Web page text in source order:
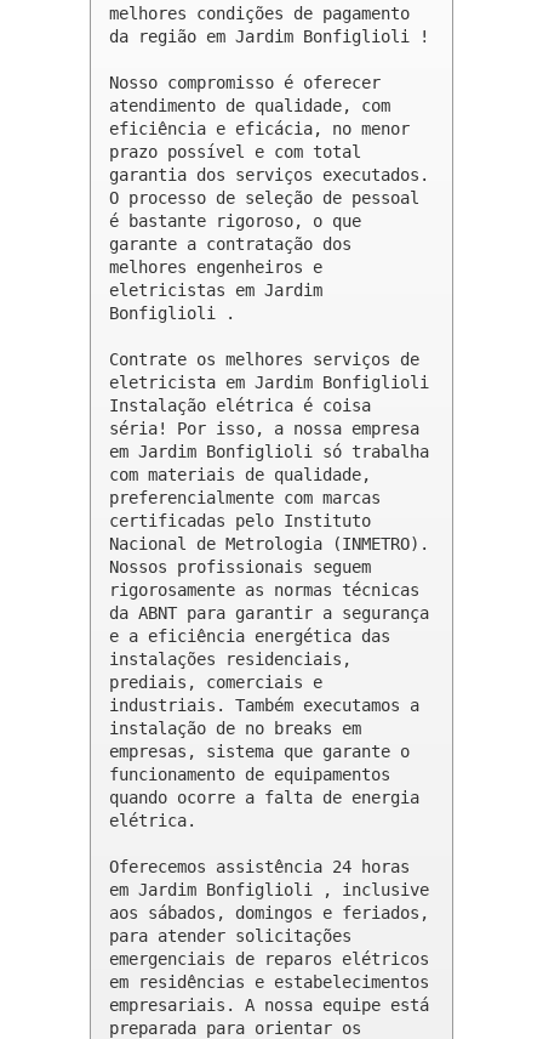
melhores condições de pagamento
da região em Jardim Bonfiglioli !
Nosso compromisso é oferecer
atendimento de qualidade, com
eficiência e eficácia, no menor
prazo possível e com total
garantia dos serviços executados.
O processo de seleção de pessoal
é bastante rigoroso, o que
garante a contratação dos
melhores engenheiros e
eletricistas em Jardim
Bonfiglioli .
Contrate os melhores serviços de
eletricista em Jardim Bonfiglioli
Instalação elétrica é coisa
séria! Por isso, a nossa empresa
em Jardim Bonfiglioli só trabalha
com materiais de qualidade,
preferencialmente com marcas
certificadas pelo Instituto
Nacional de Metrologia (INMETRO).
Nossos profissionais seguem
rigorosamente as normas técnicas
da ABNT para garantir a segurança
e a eficiência energética das
instalações residenciais,
prediais, comerciais e
industriais. Também executamos a
instalação de no breaks em
empresas, sistema que garante o
funcionamento de equipamentos
quando ocorre a falta de energia
elétrica.
Oferecemos assistência 24 horas
em Jardim Bonfiglioli , inclusive
aos sábados, domingos e feriados,
para atender solicitações
emergenciais de reparos elétricos
em residências e estabelecimentos
empresariais. A nossa equipe está
preparada para orientar os